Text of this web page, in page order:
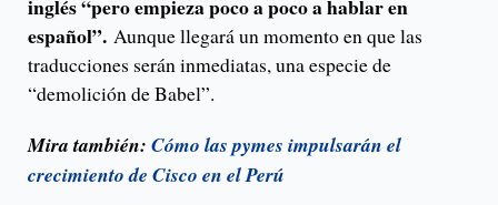
inglés “pero empieza poco a poco a hablar en
español”. Aunque llegará un momento en que las
traducciones serán inmediatas, una especie de
“demolición de Babel”.
Mira también: Cómo las pymes impulsarán el
crecimiento de Cisco en el Perú